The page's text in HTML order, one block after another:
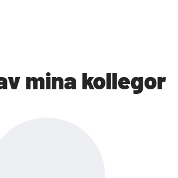
mina kollegor